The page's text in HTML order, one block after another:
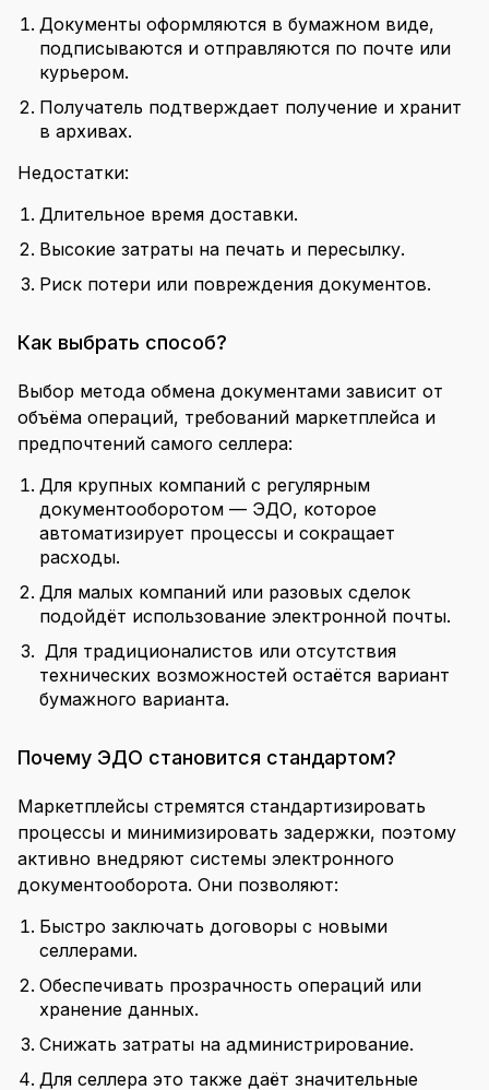
Документы оформляются в бумажном виде,
подписываются и отправляются по почте или
курьером.
Получатель подтверждает получение и хранит
в архивах.
Недостатки:
Длительное время доставки.
Высокие затраты на печать и пересылку.
Риск потери или повреждения документов.
Как выбрать способ?
Выбор метода обмена документами зависит от
объёма операций, требований маркетплейса и
предпочтений самого селлера:
Для крупных компаний с регулярным
документооборотом — ЭДО, которое
автоматизирует процессы и сокращает
расходы.
Для малых компаний или разовых сделок
подойдёт использование электронной почты.
Для традиционалистов или отсутствия
технических возможностей остаётся вариант
бумажного варианта.
Почему ЭДО становится стандартом?
Маркетплейсы стремятся стандартизировать
процессы и минимизировать задержки, поэтому
активно внедряют системы электронного
документооборота. Они позволяют:
Быстро заключать договоры с новыми
селлерами.
Обеспечивать прозрачность операций или
хранение данных.
Снижать затраты на администрирование.
Для селлера это также даёт значительные